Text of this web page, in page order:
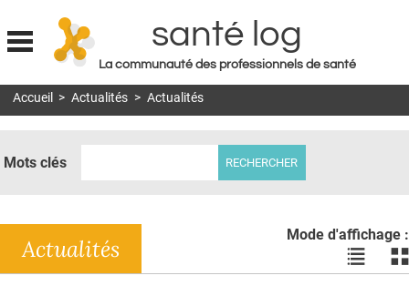
Jump to navigation
santé log
La communauté des professionnels de santé
MON COMPTE
DOSSIERS
RÉSEAUX
Accueil > Actualités > Actualités
Mots clés
Mode d'affichage :
Voir
les
les
Actualités